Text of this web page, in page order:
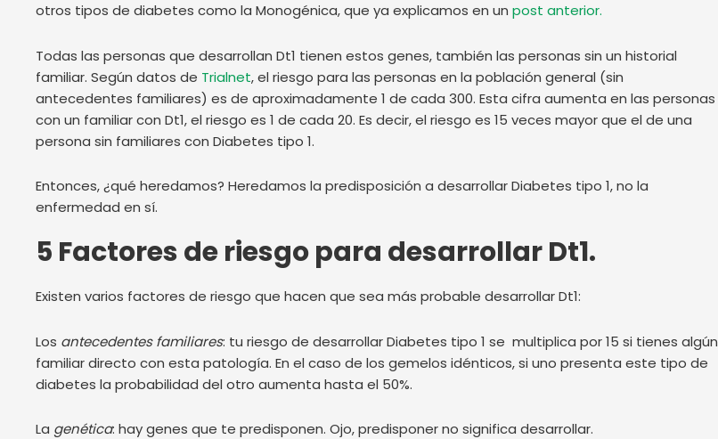
otros tipos de diabetes como la Monogénica, que ya explicamos en un post anterior.
Todas las personas que desarrollan Dt1 tienen estos genes, también las personas sin un historial
familiar. Según datos de Trialnet, el riesgo para las personas en la población general (sin
antecedentes familiares) es de aproximadamente 1 de cada 300. Esta cifra aumenta en las personas
con un familiar con Dt1, el riesgo es 1 de cada 20. Es decir, el riesgo es 15 veces mayor que el de una
persona sin familiares con Diabetes tipo 1.
Entonces, ¿qué heredamos? Heredamos la predisposición a desarrollar Diabetes tipo 1, no la
enfermedad en sí.
5 Factores de riesgo para desarrollar Dt1.
Existen varios factores de riesgo que hacen que sea más probable desarrollar Dt1:
Los antecedentes familiares: tu riesgo de desarrollar Diabetes tipo 1 se multiplica por 15 si tienes algún
familiar directo con esta patología. En el caso de los gemelos idénticos, si uno presenta este tipo de
diabetes la probabilidad del otro aumenta hasta el 50%.
La genética: hay genes que te predisponen. Ojo, predisponer no significa desarrollar.